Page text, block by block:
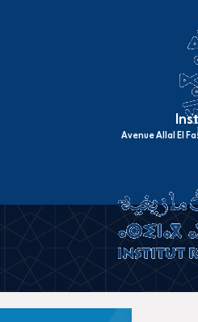
Avenue Allal El